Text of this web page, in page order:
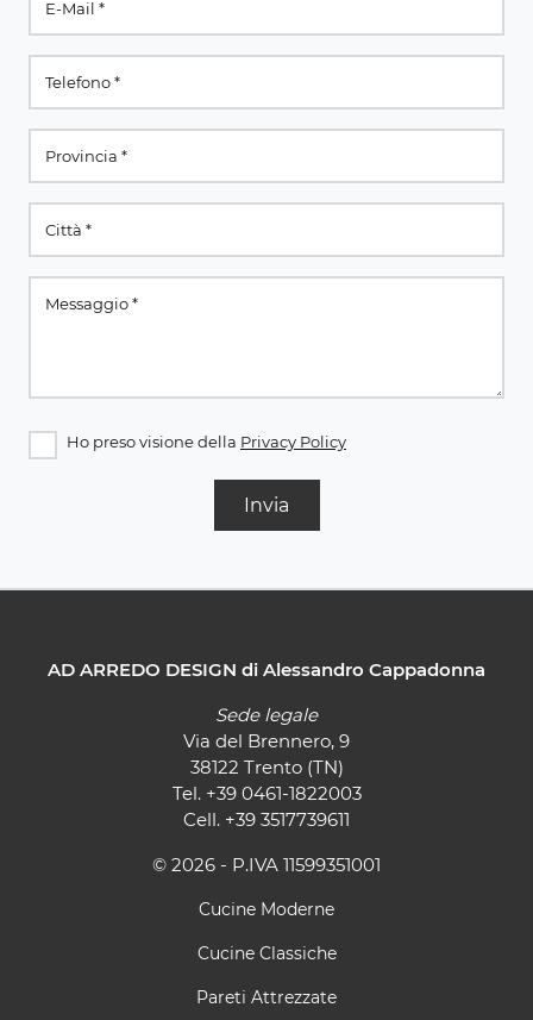
Ho preso visione della Privacy Policy
Invia
AD ARREDO DESIGN di Alessandro Cappadonna
Sede legale
Via del Brennero, 9
38122 Trento (TN)
Tel. +39 0461-1822003
Cell. +39 3517739611
© 2026 - P.IVA 11599351001
Cucine Moderne
Cucine Classiche
Pareti Attrezzate